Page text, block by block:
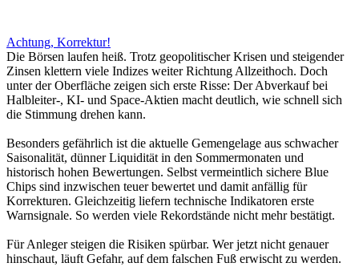
Achtung, Korrektur!
Die Börsen laufen heiß. Trotz geopolitischer Krisen und steigender
Zinsen klettern viele Indizes weiter Richtung Allzeithoch. Doch
unter der Oberfläche zeigen sich erste Risse: Der Abverkauf bei
Halbleiter-, KI- und Space-Aktien macht deutlich, wie schnell sich
die Stimmung drehen kann.
Besonders gefährlich ist die aktuelle Gemengelage aus schwacher
Saisonalität, dünner Liquidität in den Sommermonaten und
historisch hohen Bewertungen. Selbst vermeintlich sichere Blue
Chips sind inzwischen teuer bewertet und damit anfällig für
Korrekturen. Gleichzeitig liefern technische Indikatoren erste
Warnsignale. So werden viele Rekordstände nicht mehr bestätigt.
Für Anleger steigen die Risiken spürbar. Wer jetzt nicht genauer
hinschaut, läuft Gefahr, auf dem falschen Fuß erwischt zu werden.